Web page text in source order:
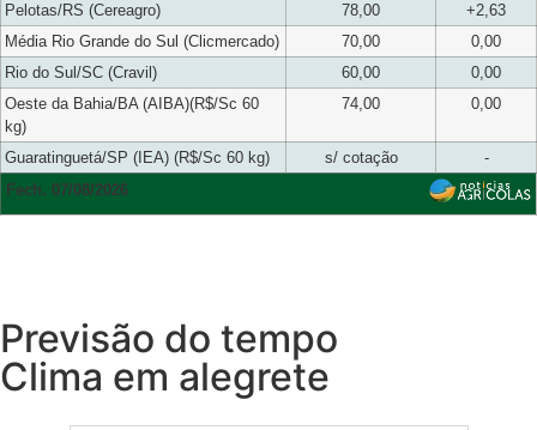
Pelotas/RS (Cereagro)
78,00
+2,63
Média Rio Grande do Sul (Clicmercado)
70,00
0,00
Rio do Sul/SC (Cravil)
60,00
0,00
Oeste da Bahia/BA (AIBA)(R$/Sc 60
kg)
74,00 0,00
Guaratinguetá/SP (IEA) (R$/Sc 60 kg) s/ cotação
-
Fech. 07/08/2026
Previsão do tempo
Clima em alegrete